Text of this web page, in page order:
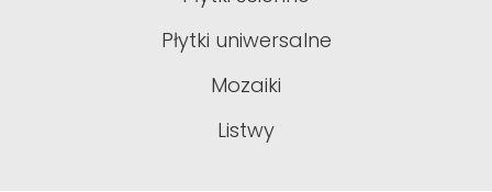
Płytki uniwersalne
Mozaiki
Listwy